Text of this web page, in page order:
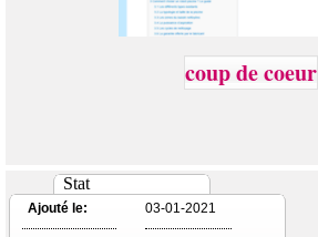
coup de coeur
Stat
Ajouté le: 03-01-2021